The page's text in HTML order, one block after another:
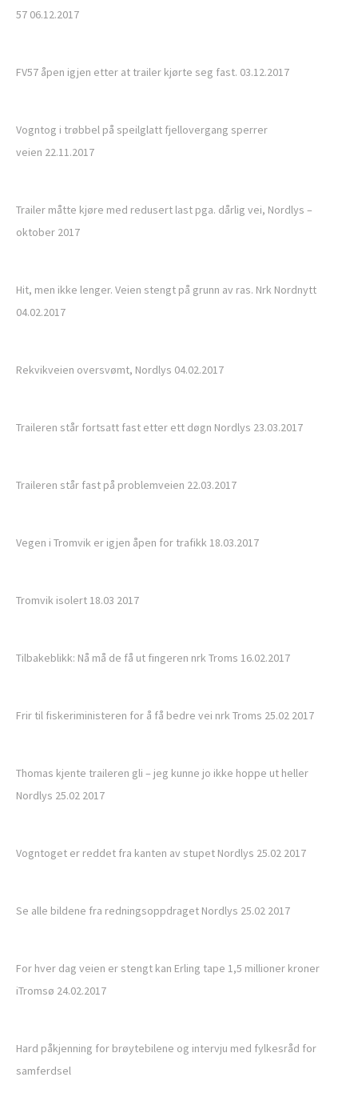
57 06.12.2017
FV57 åpen igjen etter at trailer kjørte seg fast. 03.12.2017
Vogntog i trøbbel på speilglatt fjellovergang sperrer
veien 22.11.2017
Trailer måtte kjøre med redusert last pga. dårlig vei, Nordlys –
oktober 2017
Hit, men ikke lenger. Veien stengt på grunn av ras. Nrk Nordnytt
04.02.2017
Rekvikveien oversvømt, Nordlys 04.02.2017
Traileren står fortsatt fast etter ett døgn Nordlys 23.03.2017
Traileren står fast på problemveien 22.03.2017
Vegen i Tromvik er igjen åpen for trafikk 18.03.2017
Tromvik isolert 18.03 2017
Tilbakeblikk: Nå må de få ut fingeren nrk Troms 16.02.2017
Frir til fiskeriministeren for å få bedre vei nrk Troms 25.02 2017
Thomas kjente traileren gli – jeg kunne jo ikke hoppe ut heller
Nordlys 25.02 2017
Vogntoget er reddet fra kanten av stupet Nordlys 25.02 2017
Se alle bildene fra redningsoppdraget Nordlys 25.02 2017
For hver dag veien er stengt kan Erling tape 1,5 millioner kroner
iTromsø 24.02.2017
Hard påkjenning for brøytebilene og intervju med fylkesråd for
samferdsel